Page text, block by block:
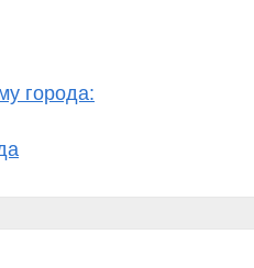
города: